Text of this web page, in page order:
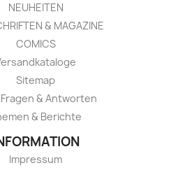
NEUHEITEN
& MAGAZINE
COMICS
Sitemap
Fragen & Antworten
& Berichte
Impressum